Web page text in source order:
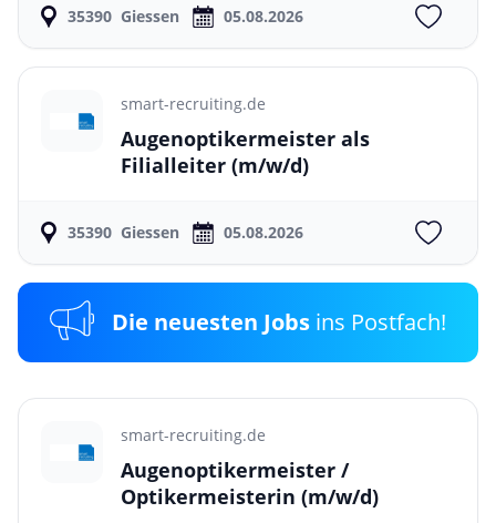
35390 Giessen 05.08.2026
smart-recruiting.de
Augenoptikermeister als
Filialleiter (m/w/d)
35390 Giessen 05.08.2026
Die neuesten Jobs ins Postfach!
smart-recruiting.de
Augenoptikermeister /
Optikermeisterin (m/w/d)